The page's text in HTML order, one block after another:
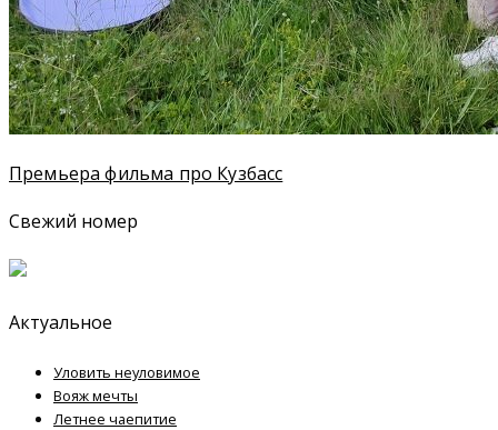
Премьера фильма про Кузбасс
Свежий номер
Актуальное
Уловить неуловимое
Вояж мечты
Летнее чаепитие